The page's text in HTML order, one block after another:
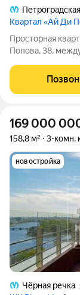
Петроградская
Квартал «Ай Ди
Просторная квартира
Попова, 38,
виды на
доступности
169 000
158,8 м² 3-комн.
новостройка
Чёрная речка